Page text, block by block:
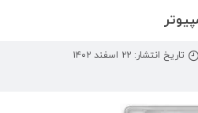
تاریخ انتشار: ۲۲ اسفند ۱۴۰۲